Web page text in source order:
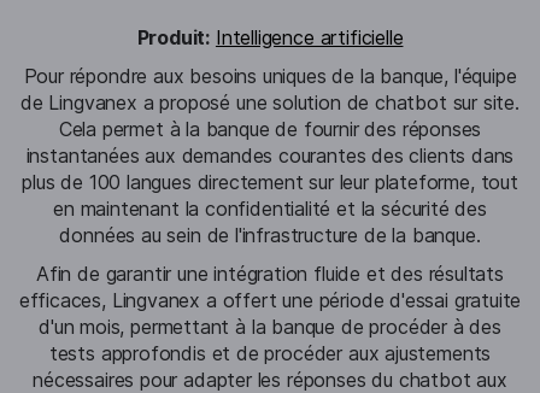
Produit: Intelligence artificielle
Pour répondre aux besoins uniques de la banque, l'équipe
de Lingvanex a proposé une solution de chatbot sur site.
Cela permet à la banque de fournir des réponses
instantanées aux demandes courantes des clients dans
plus de 100 langues directement sur leur plateforme, tout
en maintenant la confidentialité et la sécurité des
données au sein de l'infrastructure de la banque.
Afin de garantir une intégration fluide et des résultats
efficaces, Lingvanex a offert une période d'essai gratuite
d'un mois, permettant à la banque de procéder à des
tests approfondis et de procéder aux ajustements
nécessaires pour adapter les réponses du chatbot aux